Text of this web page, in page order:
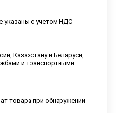
указаны с учетом НДС
Казахстану и Беларуси,
и транспортными
товара при обнаружении